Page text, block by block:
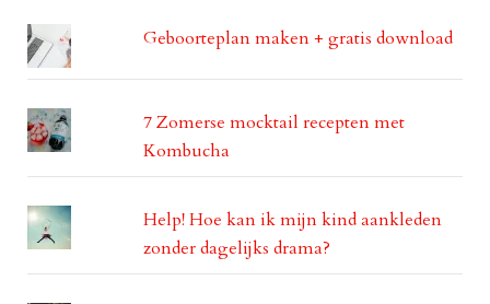
Geboorteplan maken + gratis download
7 Zomerse mocktail recepten met
Kombucha
Help! Hoe kan ik mijn kind aankleden
zonder dagelijks drama?